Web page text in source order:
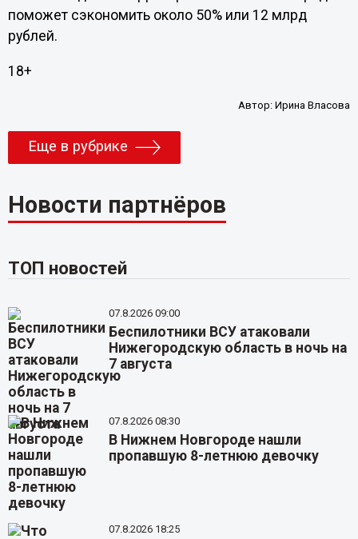
поможет сэкономить около 50% или 12 млрд
рублей.
18+
Автор:Ирина Власова
Еще в рубрике
Новости партнёров
ТОП новостей
07.8.2026 09:00
Беспилотники ВСУ атаковали
Нижегородскую область в ночь на
7 августа
07.8.2026 08:30
В Нижнем Новгороде нашли
пропавшую 8-летнюю девочку
07.8.2026 18:25